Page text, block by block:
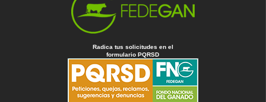
Radica tus solicitudes en el
formulario PQRSD